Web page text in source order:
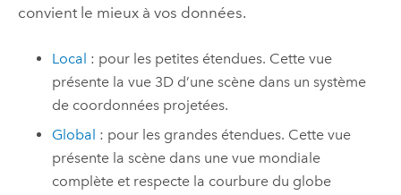
convient le mieux à vos données.
Local : pour les petites étendues. Cette vue
présente la vue 3D d’une scène dans un système
de coordonnées projetées.
Global : pour les grandes étendues. Cette vue
présente la scène dans une vue mondiale
complète et respecte la courbure du globe